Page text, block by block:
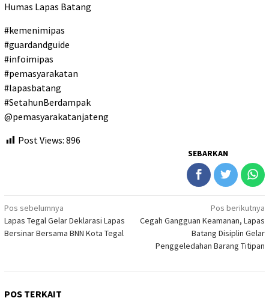
Humas Lapas Batang
#kemenimipas
#guardandguide
#infoimipas
#pemasyarakatan
#lapasbatang
#SetahunBerdampak
@pemasyarakatanjateng
Post Views: 896
SEBARKAN
Navigasi
pos
Pos sebelumnya
Lapas Tegal Gelar Deklarasi Lapas
Bersinar Bersama BNN Kota Tegal
Pos berikutnya
Cegah Gangguan Keamanan, Lapas
Batang Disiplin Gelar
Penggeledahan Barang Titipan
POS TERKAIT